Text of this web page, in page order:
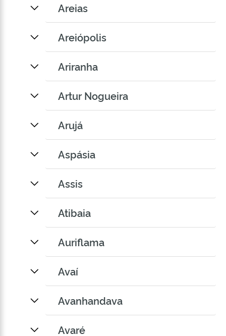
Areias
Areiópolis
Ariranha
Artur Nogueira
Arujá
Aspásia
Assis
Atibaia
Auriflama
Avaí
Avanhandava
Avaré